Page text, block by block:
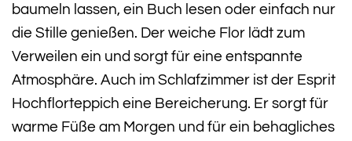
baumeln lassen, ein Buch lesen oder einfach nur
die Stille genießen. Der weiche Flor lädt zum
Verweilen ein und sorgt für eine entspannte
Atmosphäre. Auch im Schlafzimmer ist der Esprit
Hochflorteppich eine Bereicherung. Er sorgt für
warme Füße am Morgen und für ein behagliches